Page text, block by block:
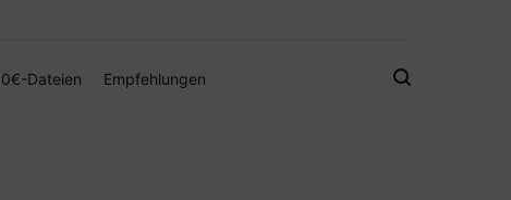
0€-Dateien Empfehlungen